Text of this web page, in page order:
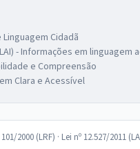
Cidadã
- Informações em linguagem
e Compreensão
Clara e Acessível
2000 (LRF) · Lei nº 12.527/2011